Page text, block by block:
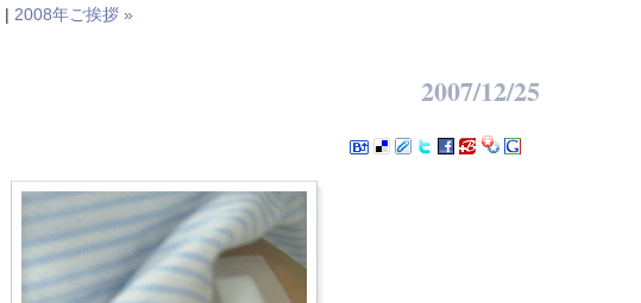
| 2008年ご挨拶 »
2007/12/25